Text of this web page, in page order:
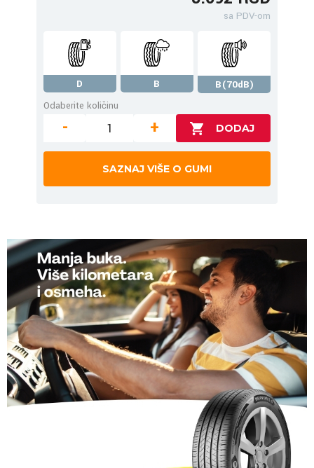
sa PDV-om
D B
B(70dB)
Odaberite količinu
- +
SAZNAJ VIŠE O GUMI